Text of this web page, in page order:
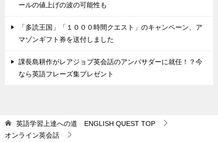
ールの値上げの波の可能性も
「多読王国」「１０００時間クエスト」のキャンペーン、ア
マゾンギフト券を送付しました
課長島耕作がレアジョブ英会話のアンバサダーに就任！？今
なら英語フレーズ集プレゼント
英語学習上達への道 ENGLISH QUEST TOP
オンライン英会話